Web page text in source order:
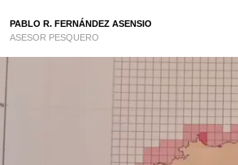
PABLO R. FERNÁNDEZ ASENSIO
ASESOR PESQUERO